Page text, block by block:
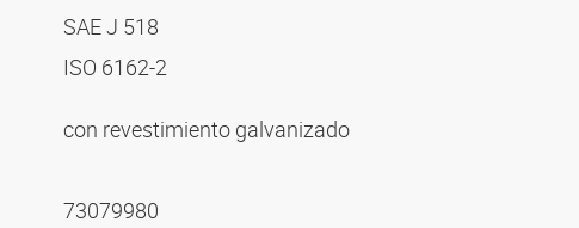
SAE J 518
ISO 6162-2
con revestimiento galvanizado
73079980